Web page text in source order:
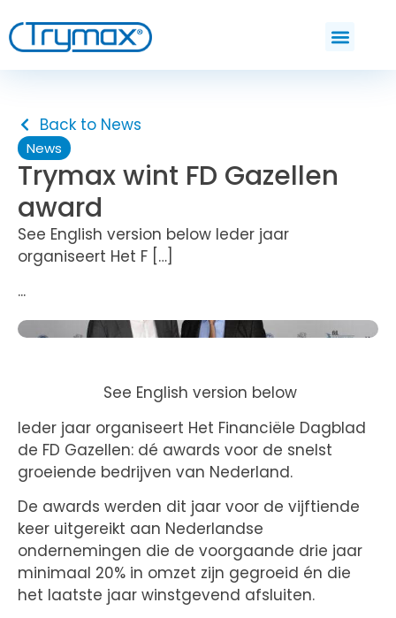
Back to News
News
Trymax wint FD Gazellen
award
See English version below Ieder jaar
organiseert Het F […]
...
See English version below
Ieder jaar organiseert Het Financiële Dagblad
de FD Gazellen: dé awards voor de snelst
groeiende bedrijven van Nederland.
De awards werden dit jaar voor de vijftiende
keer uitgereikt aan Nederlandse
ondernemingen die de voorgaande drie jaar
minimaal 20% in omzet zijn gegroeid én die
het laatste jaar winstgevend afsluiten.